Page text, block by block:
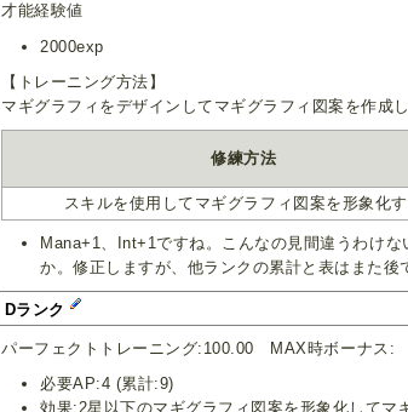
才能経験値
2000exp
【トレーニング方法】
マギグラフィをデザインしてマギグラフィ図案を作成し
修練方法
スキルを使用してマギグラフィ図案を形象化
Mana+1、Int+1ですね。こんなの見間違うわけ
か。修正しますが、他ランクの累計と表はまた後
Dランク
パーフェクトトレーニング:100.00 MAX時ボーナス:
必要AP:4 (累計:9)
効果:2星以下のマギグラフィ図案を形象化してマ